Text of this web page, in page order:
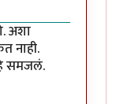
अशा
नाही.
समजलं.